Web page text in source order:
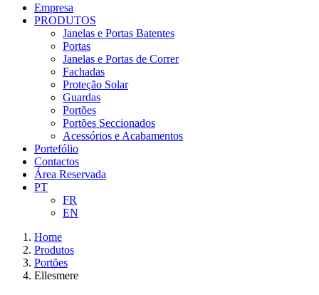
Empresa
PRODUTOS
Janelas e Portas Batentes
Portas
Janelas e Portas de Correr
Fachadas
Proteção Solar
Guardas
Portões
Portões Seccionados
Acessórios e Acabamentos
Portefólio
Contactos
Área Reservada
PT
FR
EN
Home
Produtos
Portões
Ellesmere